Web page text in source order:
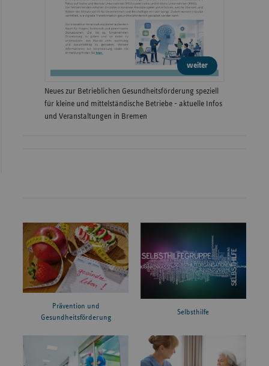
weiter
Neues zur Betrieblichen Gesundheitsförderung speziell
für kleine und mittelständische Betriebe - aktuelle Infos
und Veranstaltungen in Bremen
Prävention und
Gesundheitsförderung
Selbsthilfe